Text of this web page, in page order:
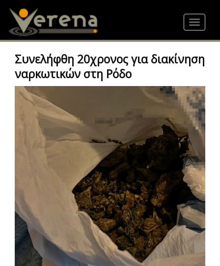
content
Toggle
Συνελήφθη 20χρονος για διακίνηση
ναρκωτικών στη Ρόδο